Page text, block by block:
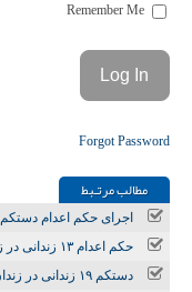
Forgot Password
مطالب مرتـبط
اجرای حکم اعدام دستکم ۱۰ زندانی در زندان‌های مختلف کشور
حکم اعدام ۱۳ زندانی در زندان‌‌های مختلف ایران اجرا شد
دستکم ۱۹ زندانی در زندان‌های مختلف اعدام شدند